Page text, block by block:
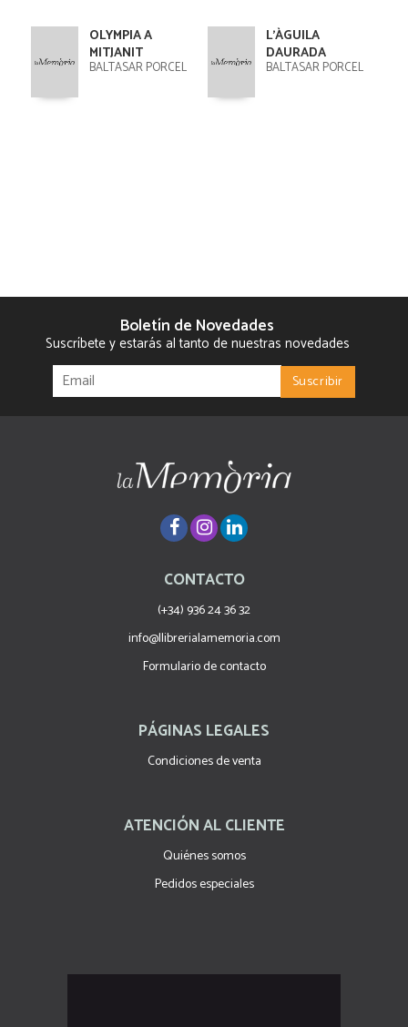
OLYMPIA A
MITJANIT
BALTASAR PORCEL
L'ÀGUILA
DAURADA
BALTASAR PORCEL
Boletín de Novedades
Suscríbete y estarás al tanto de nuestras novedades
CONTACTO
(+34) 936 24 36 32
info@llibrerialamemoria.com
Formulario de contacto
PÁGINAS LEGALES
Condiciones de venta
ATENCIÓN AL CLIENTE
Quiénes somos
Pedidos especiales